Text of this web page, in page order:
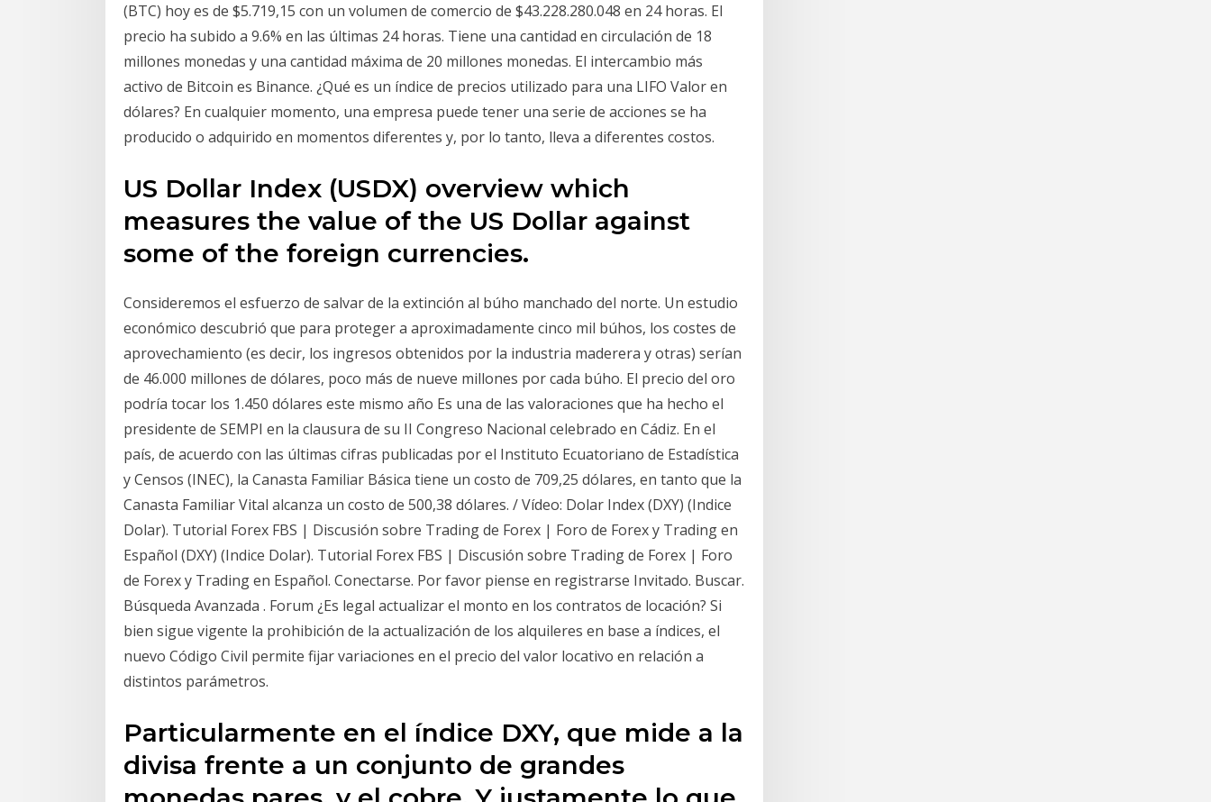
(BTC) hoy es de $5.719,15 con un volumen de comercio de $43.228.280.048 en 24 horas. El
precio ha subido a 9.6% en las últimas 24 horas. Tiene una cantidad en circulación de 18
millones monedas y una cantidad máxima de 20 millones monedas. El intercambio más
activo de Bitcoin es Binance. ¿Qué es un índice de precios utilizado para una LIFO Valor en
dólares? En cualquier momento, una empresa puede tener una serie de acciones se ha
producido o adquirido en momentos diferentes y, por lo tanto, lleva a diferentes costos.
US Dollar Index (USDX) overview which
measures the value of the US Dollar against
some of the foreign currencies.
Consideremos el esfuerzo de salvar de la extinción al búho manchado del norte. Un estudio
económico descubrió que para proteger a aproximadamente cinco mil búhos, los costes de
aprovechamiento (es decir, los ingresos obtenidos por la industria maderera y otras) serían
de 46.000 millones de dólares, poco más de nueve millones por cada búho. El precio del oro
podría tocar los 1.450 dólares este mismo año Es una de las valoraciones que ha hecho el
presidente de SEMPI en la clausura de su II Congreso Nacional celebrado en Cádiz. En el
país, de acuerdo con las últimas cifras publicadas por el Instituto Ecuatoriano de Estadística
y Censos (INEC), la Canasta Familiar Básica tiene un costo de 709,25 dólares, en tanto que la
Canasta Familiar Vital alcanza un costo de 500,38 dólares. / Vídeo: Dolar Index (DXY) (Indice
Dolar). Tutorial Forex FBS | Discusión sobre Trading de Forex | Foro de Forex y Trading en
Español (DXY) (Indice Dolar). Tutorial Forex FBS | Discusión sobre Trading de Forex | Foro
de Forex y Trading en Español. Conectarse. Por favor piense en registrarse Invitado. Buscar.
Búsqueda Avanzada . Forum ¿Es legal actualizar el monto en los contratos de locación? Si
bien sigue vigente la prohibición de la actualización de los alquileres en base a índices, el
nuevo Código Civil permite fijar variaciones en el precio del valor locativo en relación a
distintos parámetros.
Particularmente en el índice DXY, que mide a la
divisa frente a un conjunto de grandes